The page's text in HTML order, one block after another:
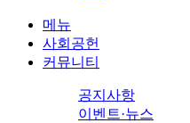
메뉴
사회공헌
커뮤니티
공지사항
이벤트·뉴스